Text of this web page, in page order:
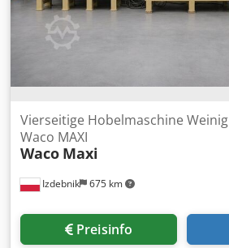
Izdebnik 675 km
Vierseitige Hobelmaschine Weinig
Waco MAXI
Waco Maxi
Preisinfo